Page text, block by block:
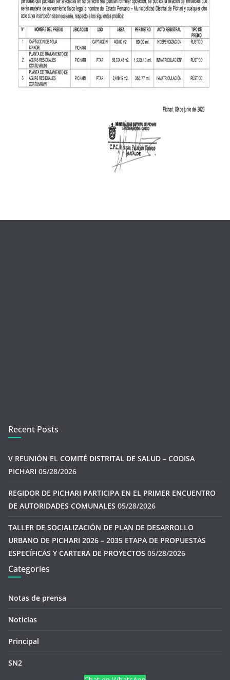
Recent Posts
V REUNIÓN EL COMITÉ DISTRITAL DE SALUD – CODISA
PICHARI 05/28/2026
REGIDOR DE PICHARI PARTICIPA EN EL PRIMER ENCUENTRO
DE AUTORIDADES COMUNALES 05/28/2026
TALLER DE SOCIALIZACIÓN DE PLAN DE DESARROLLO
URBANO DE PICHARI 2026 – 2035 ETAPA DE PROPUESTAS
ESPECÍFICAS Y CARTERA DE PROYECTOS 05/28/2026
Categories
Notas de prensa
Noticias
Principal
SN2